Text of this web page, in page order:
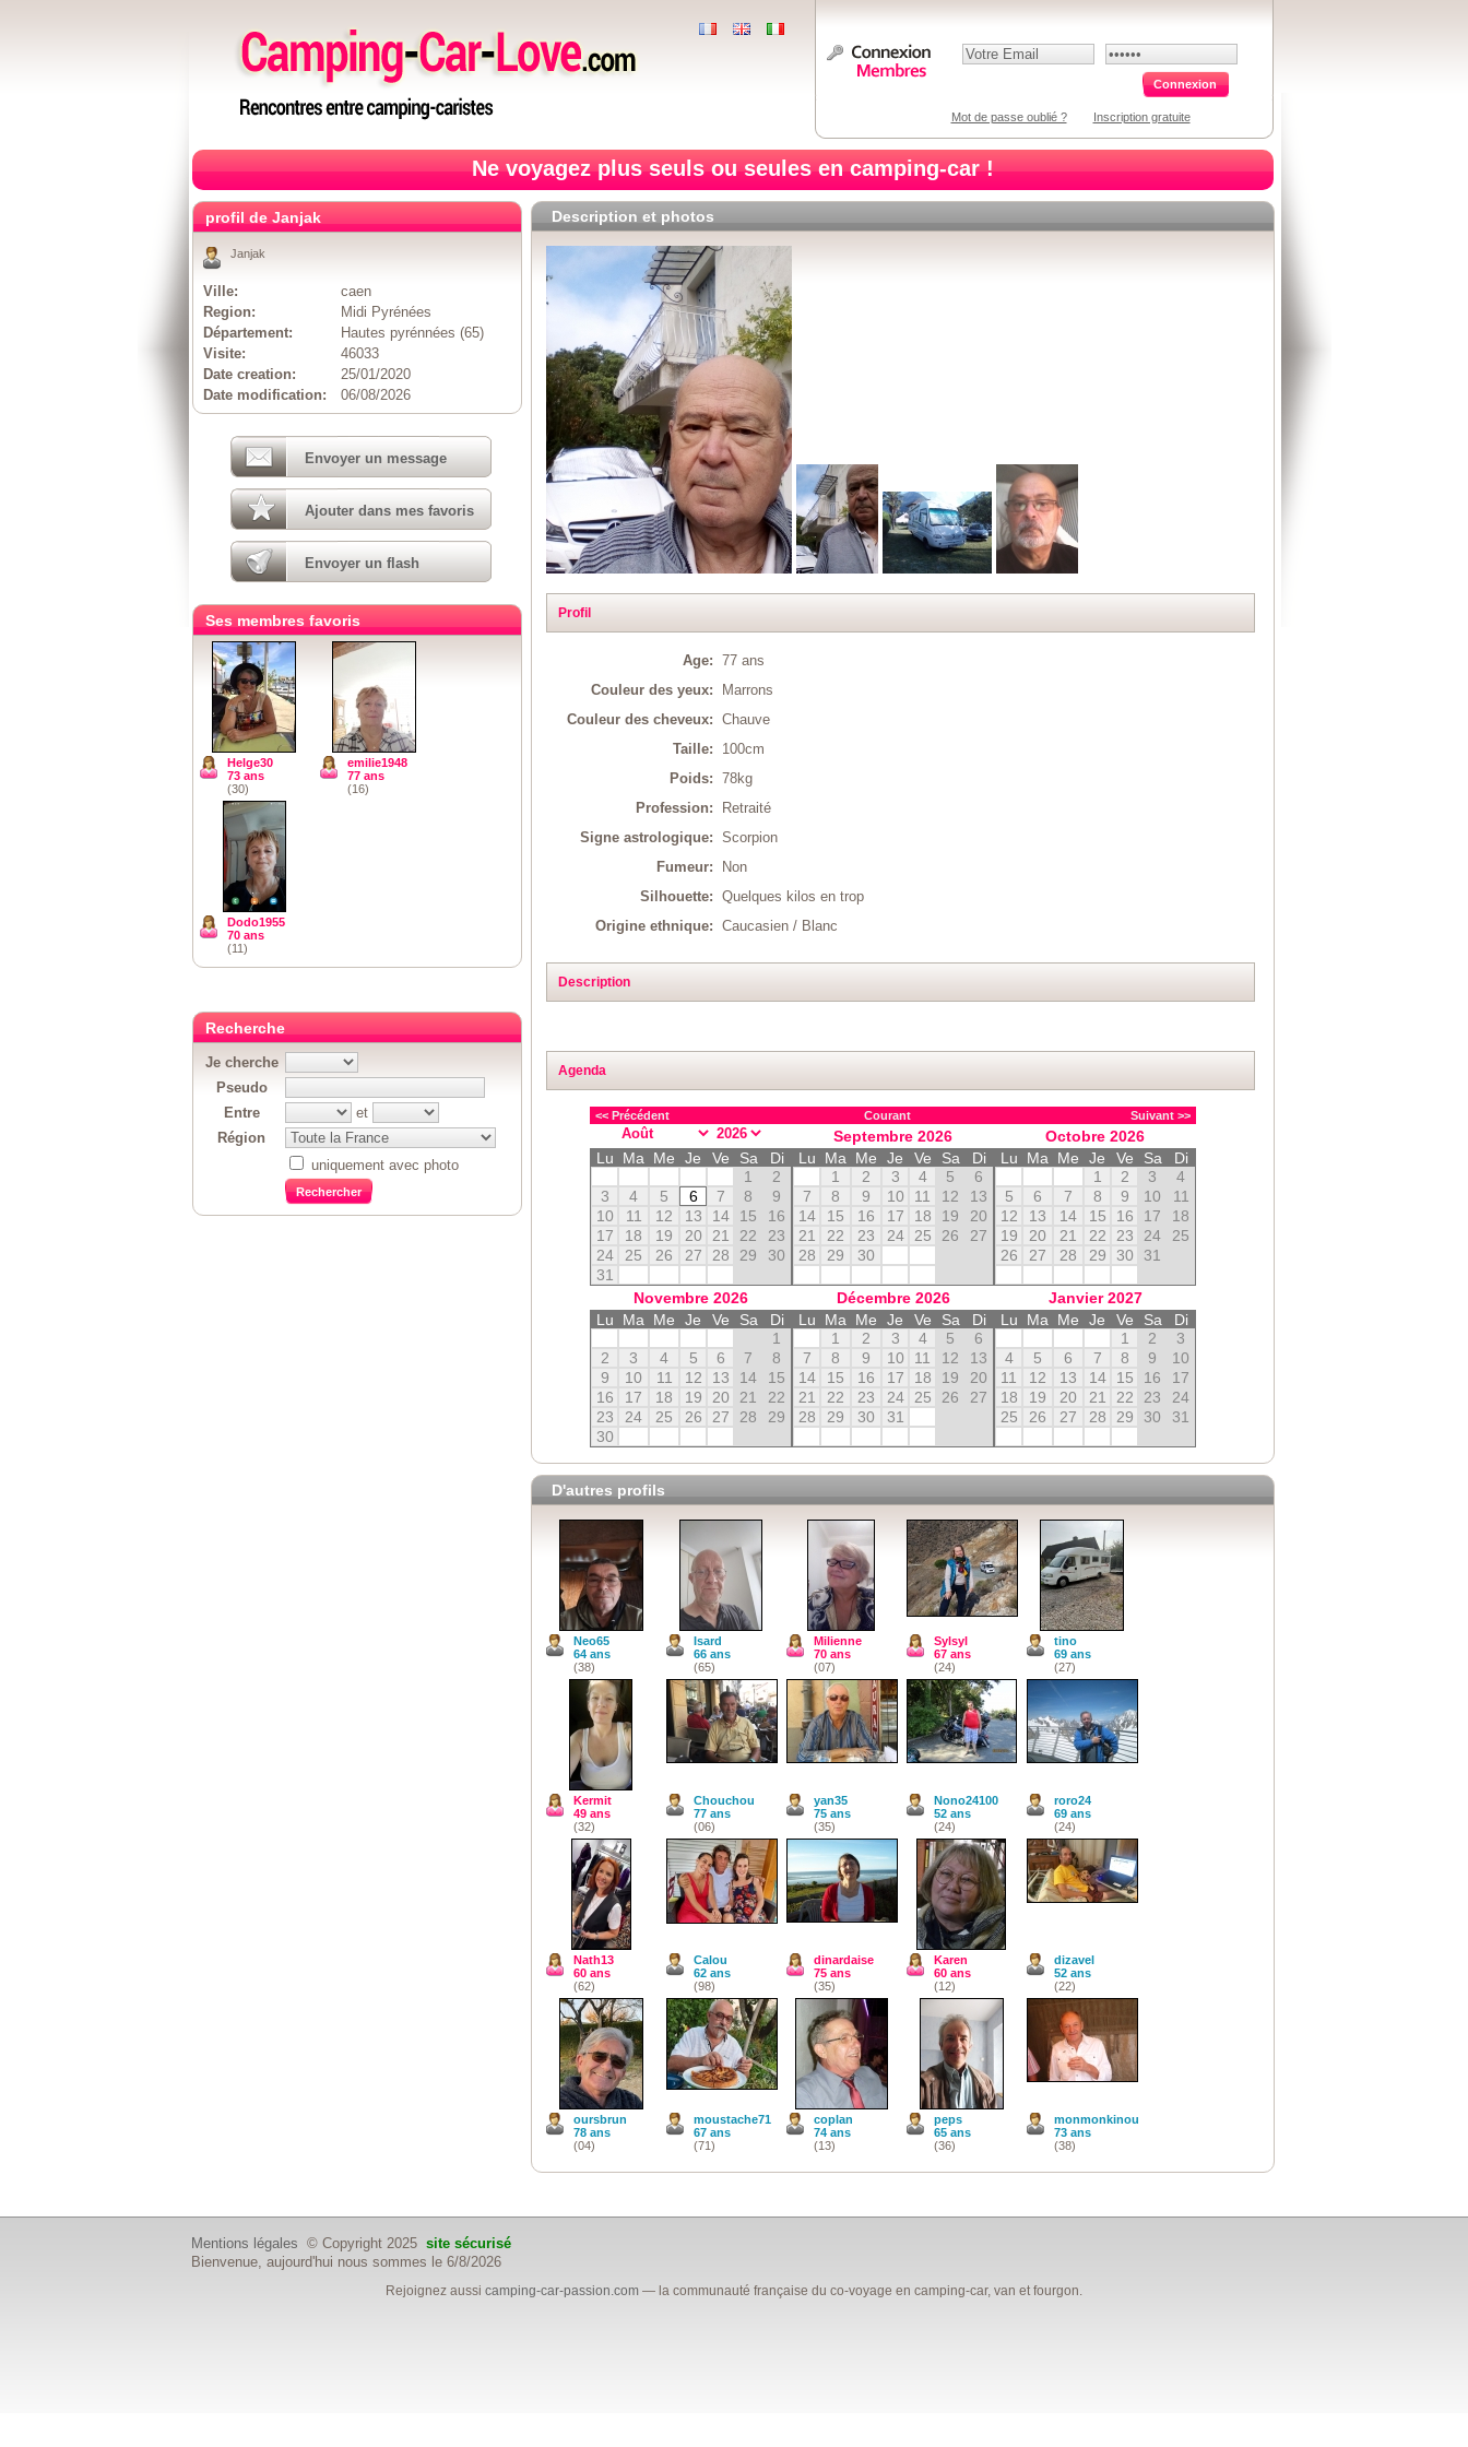
Mot de passe oublié ? Inscription gratuite
Ne voyagez plus seuls ou seules en camping-car !
Description et photos
Profil
Age:
77 ans
Couleur des yeux:
Marrons
Couleur des cheveux:
Chauve
Taille:
100cm
Poids:
78kg
Profession:
Retraité
Signe astrologique:
Scorpion
Fumeur:
Non
Silhouette:
Quelques kilos en trop
Origine ethnique:
Caucasien / Blanc
Description
Agenda
<< Précédent Courant Suivant >>
Lu Ma Me Je Ve Sa
Di
1
2
3
4 5 6 7 8
9
10
11 12 13 14 15
16
17
18 19 20 21 22
23
24
25 26 27 28 29
30
31
Septembre 2026
Lu
Ma Me Je Ve Sa
Di
1
2 3 4 5
6
7
8 9 10 11 12
13
14
15 16 17 18 19
20
21
22 23 24 25 26
27
28
29 30
Octobre 2026
Lu
Ma Me Je Ve Sa
Di
1
2 3
4
5
6 7 8 9 10
11
12
13 14 15 16 17
18
19
20 21 22 23 24
25
26
27 28 29 30 31
Novembre 2026
Lu
Ma Me Je Ve Sa
Di
1
2
3 4 5 6 7
8
9
10 11 12 13 14
15
16
17 18 19 20 21
22
23
24 25 26 27 28
29
30
Décembre 2026
Lu
Ma Me Je Ve Sa
Di
1
2 3 4 5
6
7
8 9 10 11 12
13
14
15 16 17 18 19
20
21
22 23 24 25 26
27
28
29 30 31
Janvier 2027
Lu
Ma Me Je Ve Sa
Di
1
2
3
4
5 6 7 8 9
10
11
12 13 14 15 16
17
18
19 20 21 22 23
24
25
26 27 28 29 30 31
D'autres profils
Neo65
64 ans
(38)
Isard
66 ans
(65)
Milienne
70 ans
(07)
Sylsyl
67 ans
(24)
tino
69 ans
(27)
Kermit
49 ans
(32)
Chouchou
77 ans
(06)
yan35
75 ans
(35)
Nono24100
52 ans
(24)
roro24
69 ans
(24)
Nath13
60 ans
(62)
Calou
62 ans
(98)
dinardaise
75 ans
(35)
Karen
60 ans
(12)
dizavel
52 ans
(22)
oursbrun
78 ans
(04)
moustache71
67 ans
(71)
coplan
74 ans
(13)
peps
65 ans
(36)
monmonkinou
73 ans
(38)
profil de Janjak
Janjak
Ville:
caen
Region:
Midi Pyrénées
Département:
Hautes pyrénnées (65)
Visite:
46033
Date creation:
25/01/2020
Date modification:
06/08/2026
Envoyer un message
Ajouter dans mes favoris
Envoyer un flash
Ses membres favoris
Helge30
73 ans
(30)
emilie1948
77 ans
(16)
Dodo1955
70 ans
(11)
Recherche
Je cherche
Pseudo
Entre
et
Région
uniquement avec photo
Mentions légales © Copyright 2025 site sécurisé
Bienvenue, aujourd'hui nous sommes le 6/8/2026
Rejoignez aussi camping-car-passion.com — la communauté française du co-voyage en camping-car, van et fourgon.